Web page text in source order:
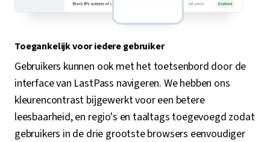
Toegankelijk voor iedere gebruiker
Gebruikers kunnen ook met het toetsenbord door de
interface van LastPass navigeren. We hebben ons
kleurencontrast bijgewerkt voor een betere
leesbaarheid, en regio's en taaltags toegevoegd zodat
gebruikers in de drie grootste browsers eenvoudiger